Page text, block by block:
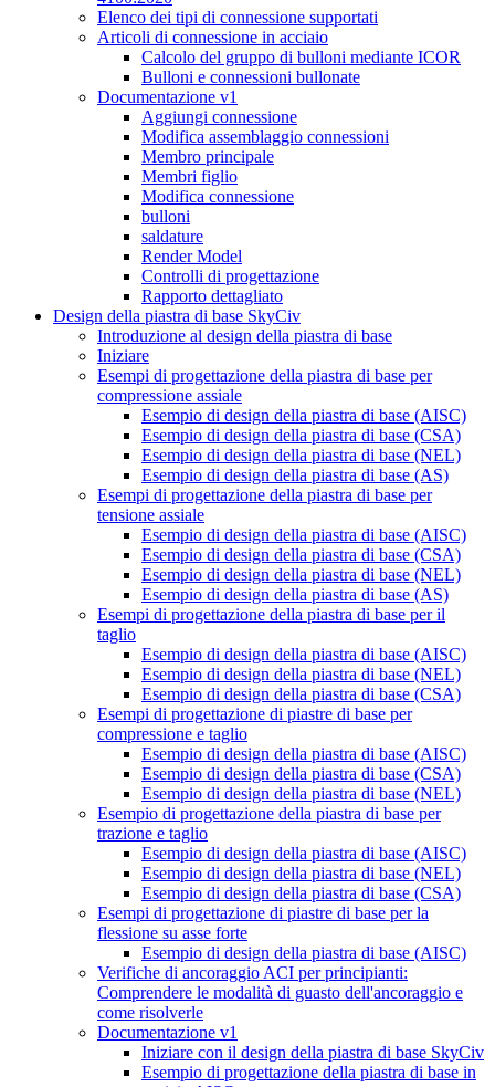
Elenco dei tipi di connessione supportati
Articoli di connessione in acciaio
Calcolo del gruppo di bulloni mediante ICOR
Bulloni e connessioni bullonate
Documentazione v1
Aggiungi connessione
Modifica assemblaggio connessioni
Membro principale
Membri figlio
Modifica connessione
bulloni
saldature
Render Model
Controlli di progettazione
Rapporto dettagliato
Design della piastra di base SkyCiv
Introduzione al design della piastra di base
Iniziare
Esempi di progettazione della piastra di base per
compressione assiale
Esempio di design della piastra di base (AISC)
Esempio di design della piastra di base (CSA)
Esempio di design della piastra di base (NEL)
Esempio di design della piastra di base (AS)
Esempi di progettazione della piastra di base per
tensione assiale
Esempio di design della piastra di base (AISC)
Esempio di design della piastra di base (CSA)
Esempio di design della piastra di base (NEL)
Esempio di design della piastra di base (AS)
Esempi di progettazione della piastra di base per il
taglio
Esempio di design della piastra di base (AISC)
Esempio di design della piastra di base (NEL)
Esempio di design della piastra di base (CSA)
Esempi di progettazione di piastre di base per
compressione e taglio
Esempio di design della piastra di base (AISC)
Esempio di design della piastra di base (CSA)
Esempio di design della piastra di base (NEL)
Esempio di progettazione della piastra di base per
trazione e taglio
Esempio di design della piastra di base (AISC)
Esempio di design della piastra di base (NEL)
Esempio di design della piastra di base (CSA)
Esempi di progettazione di piastre di base per la
flessione su asse forte
Esempio di design della piastra di base (AISC)
Verifiche di ancoraggio ACI per principianti:
Comprendere le modalità di guasto dell'ancoraggio e
come risolverle
Documentazione v1
Iniziare con il design della piastra di base SkyCiv
Esempio di progettazione della piastra di base in